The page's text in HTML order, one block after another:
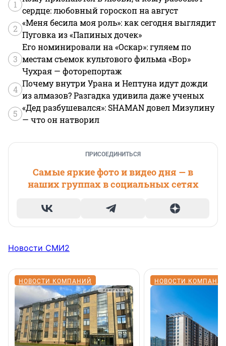
1
сердце: любовный гороскоп на август
2
«Меня бесила моя роль»: как сегодня выглядит
Пуговка из «Папиных дочек»
3
Его номинировали на «Оскар»: гуляем по
местам съемок культового фильма «Вор»
Чухрая — фоторепортаж
4
Почему внутри Урана и Нептуна идут дожди
из алмазов? Разгадка удивила даже ученых
5
«Дед разбушевался»: SHAMAN довел Мизулину
— что он натворил
ПРИСОЕДИНИТЬСЯ
Самые яркие фото и видео дня — в
наших группах в социальных сетях
Новости СМИ2
НОВОСТИ КОМПАНИЙ НОВОСТИ